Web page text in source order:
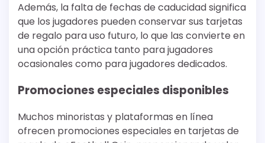
Además, la falta de fechas de caducidad significa
que los jugadores pueden conservar sus tarjetas
de regalo para uso futuro, lo que las convierte en
una opción práctica tanto para jugadores
ocasionales como para jugadores dedicados.
Promociones especiales disponibles
Muchos minoristas y plataformas en línea
ofrecen promociones especiales en tarjetas de